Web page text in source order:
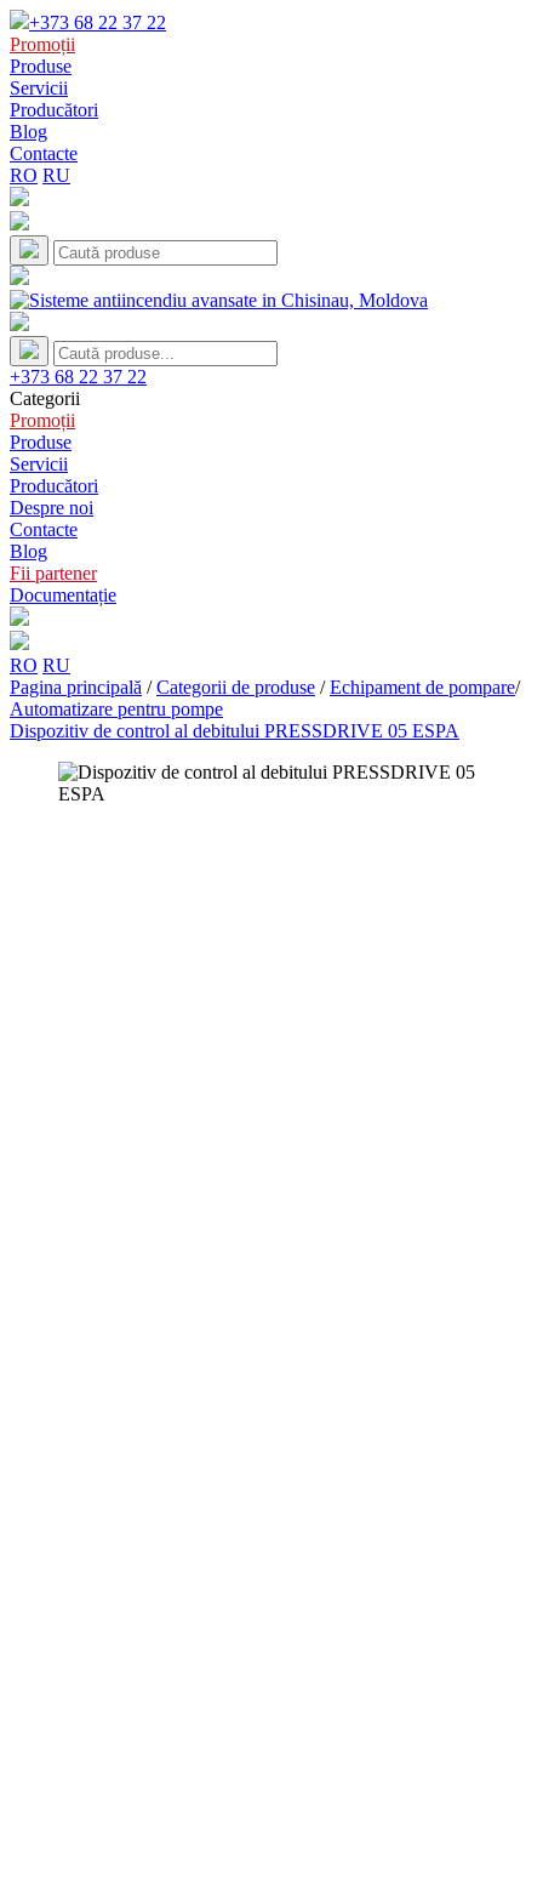
+373 68 22 37 22
Promoții
Produse
Servicii
Producători
Blog
Contacte
RO RU
+373 68 22 37 22
Categorii
Promoții
Produse
Servicii
Producători
Despre noi
Contacte
Blog
Fii partener
Documentație
RO RU
Pagina principală / Categorii de produse / Echipament de pompare/
Automatizare pentru pompe
Dispozitiv de control al debitului PRESSDRIVE 05 ESPA